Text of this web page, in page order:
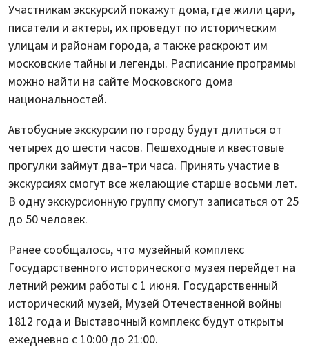
Участникам экскурсий покажут дома, где жили цари,
писатели и актеры, их проведут по историческим
улицам и районам города, а также раскроют им
московские тайны и легенды. Расписание программы
можно найти на сайте Московского дома
национальностей.
Автобусные экскурсии по городу будут длиться от
четырех до шести часов. Пешеходные и квестовые
прогулки займут два–три часа. Принять участие в
экскурсиях смогут все желающие старше восьми лет.
В одну экскурсионную группу смогут записаться от 25
до 50 человек.
Ранее сообщалось, что музейный комплекс
Государственного исторического музея перейдет на
летний режим работы с 1 июня. Государственный
исторический музей, Музей Отечественной войны
1812 года и Выставочный комплекс будут открыты
ежедневно с 10:00 до 21:00.